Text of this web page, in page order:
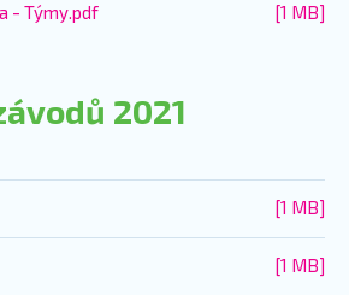
- Týmy.pdf [1 MB]
2021
[1 MB]
[1 MB]